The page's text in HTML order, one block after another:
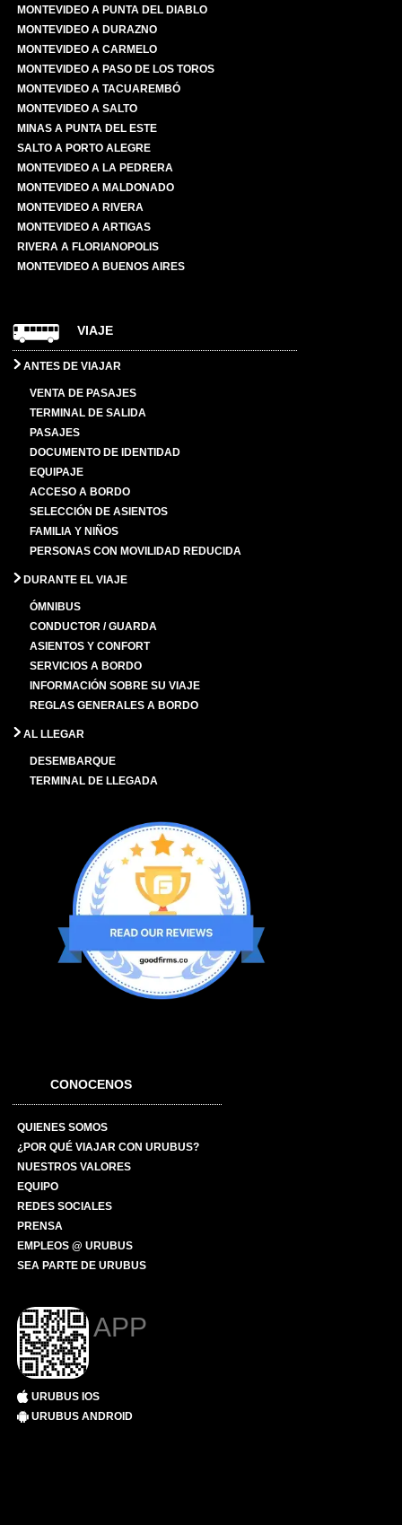
MONTEVIDEO A PUNTA DEL DIABLO
MONTEVIDEO A DURAZNO
MONTEVIDEO A CARMELO
MONTEVIDEO A PASO DE LOS TOROS
MONTEVIDEO A TACUAREMBÓ
MONTEVIDEO A SALTO
MINAS A PUNTA DEL ESTE
SALTO A PORTO ALEGRE
MONTEVIDEO A LA PEDRERA
MONTEVIDEO A MALDONADO
MONTEVIDEO A RIVERA
MONTEVIDEO A ARTIGAS
RIVERA A FLORIANOPOLIS
MONTEVIDEO A BUENOS AIRES
VIAJE
ANTES DE VIAJAR
VENTA DE PASAJES
TERMINAL DE SALIDA
PASAJES
DOCUMENTO DE IDENTIDAD
EQUIPAJE
ACCESO A BORDO
SELECCIÓN DE ASIENTOS
FAMILIA Y NIÑOS
PERSONAS CON MOVILIDAD REDUCIDA
DURANTE EL VIAJE
ÓMNIBUS
CONDUCTOR / GUARDA
ASIENTOS Y CONFORT
SERVICIOS A BORDO
INFORMACIÓN SOBRE SU VIAJE
REGLAS GENERALES A BORDO
AL LLEGAR
DESEMBARQUE
TERMINAL DE LLEGADA
CONOCENOS
QUIENES SOMOS
¿POR QUÉ VIAJAR CON URUBUS?
NUESTROS VALORES
EQUIPO
REDES SOCIALES
PRENSA
EMPLEOS @ URUBUS
SEA PARTE DE URUBUS
APP
URUBUS IOS
URUBUS ANDROID